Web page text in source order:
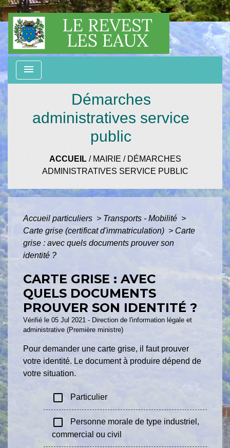
menu
Démarches
administratives service
public
ACCUEIL/ MAIRIE / DÉMARCHES
ADMINISTRATIVES SERVICE PUBLIC
Accueil particuliers > Transports - Mobilité >
Carte grise (certificat d'immatriculation) > Carte
grise : avec quels documents prouver son
identité ?
CARTE GRISE : AVEC
QUELS DOCUMENTS
PROUVER SON IDENTITÉ ?
Vérifié le 05 Jul 2021 - Direction de l'information légale et
administrative (Première ministre)
Pour demander une carte grise, il faut prouver
votre identité. Le document à produire dépend de
votre situation.
check_box_outline_blank Particulier
check_box_outline_blank
Personne morale de type industriel,
commercial ou civil